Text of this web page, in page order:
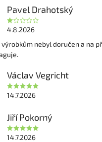
Pavel Drahotský
4.8.2026
výrobkům nebyl doručen a na
Václav Vegricht
14.7.2026
Jiří Pokorný
14.7.2026